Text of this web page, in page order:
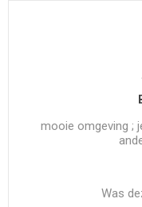
mooie omgeving ;
Was